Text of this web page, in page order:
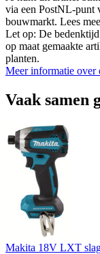
via een PostNL-punt
bouwmarkt. Lees
Let op: De
op maat gemaakte
planten.
Meer informatie over
Vaak samen
Makita 18V LXT